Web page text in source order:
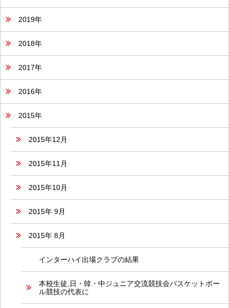
2019年
2018年
2017年
2016年
2015年
2015年12月
2015年11月
2015年10月
2015年 9月
2015年 8月
インターハイ出場クラブの結果
本校生徒,日・韓・中ジュニア交流競技会バスケットボー
ル競技の代表に